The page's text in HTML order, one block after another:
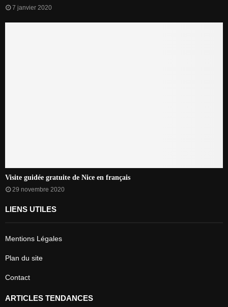
7 janvier 2020
Visite guidée gratuite de Nice en français
29 novembre 2020
LIENS UTILES
Mentions Légales
Plan du site
Contact
ARTICLES TENDANCES